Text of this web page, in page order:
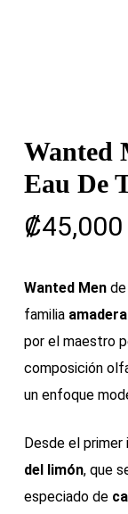
Wanted
Eau De
₡45,000
Wanted Mende
familia
por el maestro
composición
un enfoque
Desde el
del limón, que
especiado de